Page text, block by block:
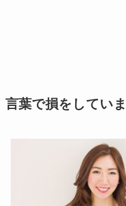
言葉で損をしてい